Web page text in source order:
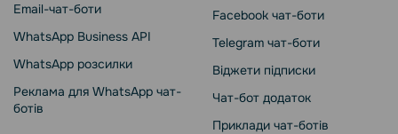
Email-чат-боти
WhatsApp Business API
WhatsApp розсилки
Реклама для WhatsApp чат-
ботів
Facebook чат-боти
Telegram чат-боти
Віджети підписки
Чат-бот додаток
Приклади чат-ботів